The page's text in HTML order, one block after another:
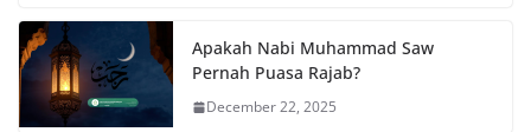
Apakah Nabi Muhammad Saw
Pernah Puasa Rajab?
December 22, 2025